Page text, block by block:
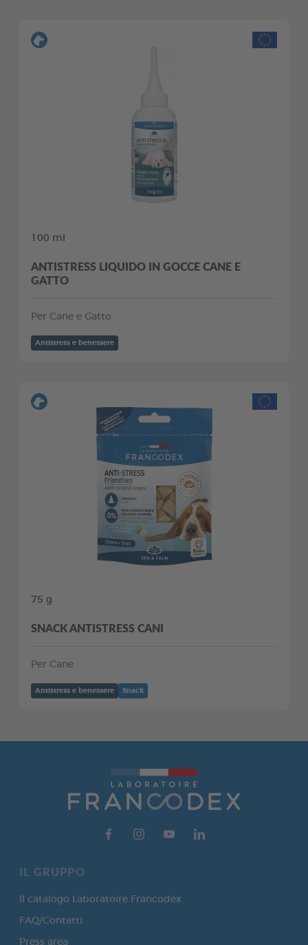
100 ml
ANTISTRESS LIQUIDO IN GOCCE CANE E
GATTO
Per Cane e Gatto
Antistress e benessere
75 g
SNACK ANTISTRESS CANI
Per Cane
Antistress e benessere Snack
IL GRUPPO
Il catalogo Laboratoire Francodex
FAQ/Contatti
Press area